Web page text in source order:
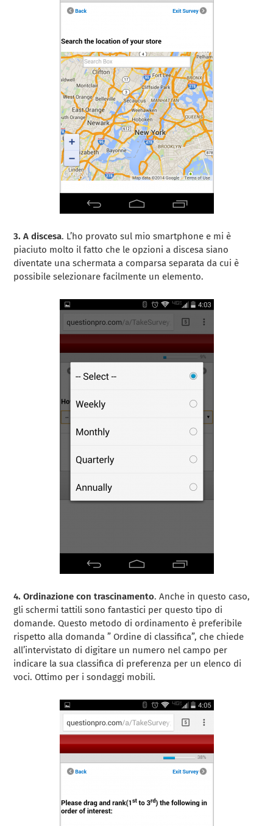
3. A discesa. L’ho provato sul mio smartphone e mi è
piaciuto molto il fatto che le opzioni a discesa siano
diventate una schermata a comparsa separata da cui è
possibile selezionare facilmente un elemento.
4. Ordinazione con trascinamento. Anche in questo caso,
gli schermi tattili sono fantastici per questo tipo di
domande. Questo metodo di ordinamento è preferibile
rispetto alla domanda ” Ordine di classifica”, che chiede
all’intervistato di digitare un numero nel campo per
indicare la sua classifica di preferenza per un elenco di
voci. Ottimo per i sondaggi mobili.